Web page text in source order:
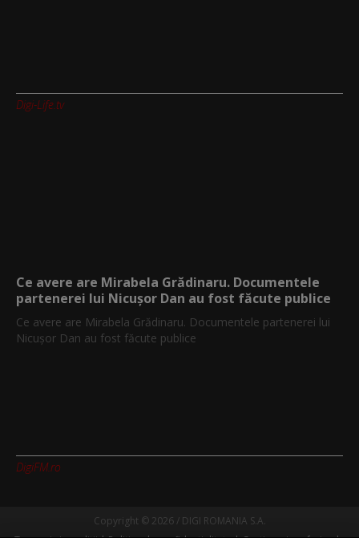
Digi-Life.tv
Ce avere are Mirabela Grădinaru. Documentele
partenerei lui Nicușor Dan au fost făcute publice
Ce avere are Mirabela Grădinaru. Documentele partenerei lui
Nicușor Dan au fost făcute publice
DigiFM.ro
Copyright © 2026 / DIGI ROMANIA S.A.